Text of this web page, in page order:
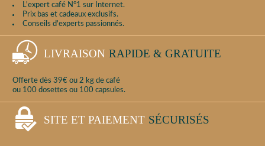
L'expert café N°1 sur Internet.
Prix bas et cadeaux exclusifs.
Conseils d'experts passionnés.
LIVRAISON RAPIDE & GRATUITE
Offerte dès 39€ ou 2 kg de café
ou 100 dosettes ou 100 capsules.
SITE ET PAIEMENT SÉCURISÉS